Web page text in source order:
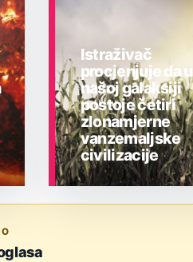
Istraživač
procjenjuje da u
našoj galaksiji
postoje četiri
zlonamjerne
vanzemaljske
civilizacije